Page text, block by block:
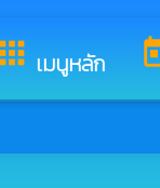
apps เมนูหลัก
ยินดี